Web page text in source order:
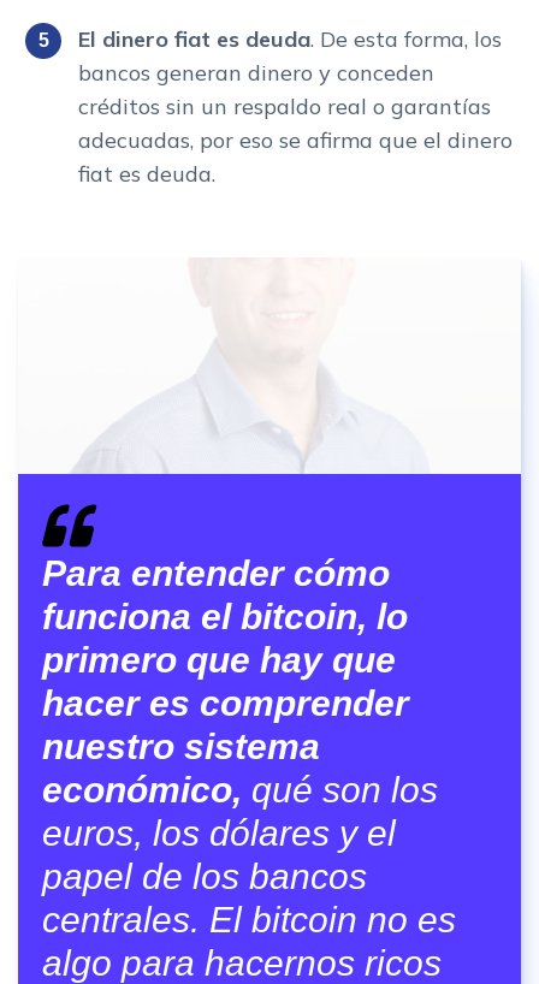
El dinero fiat es deuda. De esta forma, los
bancos generan dinero y conceden
créditos sin un respaldo real o garantías
adecuadas, por eso se afirma que el dinero
fiat es deuda.
Para entender cómo
funciona el bitcoin, lo
primero que hay que
hacer es comprender
nuestro sistema
económico, qué son los
euros, los dólares y el
papel de los bancos
centrales. El bitcoin no es
algo para hacernos ricos